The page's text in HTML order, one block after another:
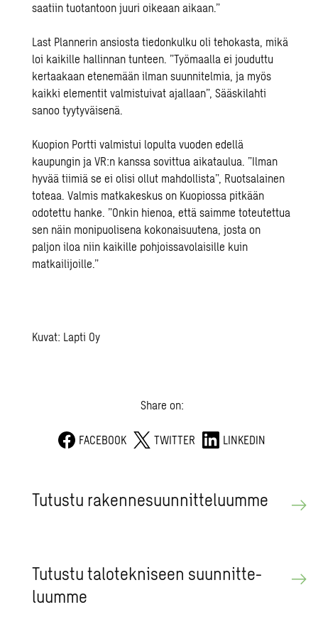
saatiin tuotantoon juuri oikeaan aikaan.”
Last Plannerin ansiosta tiedonkulku oli tehokasta, mikä
loi kaikille hallinnan tunteen. ”Työmaalla ei jouduttu
kertaakaan etenemään ilman suunnitelmia, ja myös
kaikki elementit valmistuivat ajallaan”, Sääskilahti
sanoo tyytyväisenä.
Kuopion Portti valmistui lopulta vuoden edellä
kaupungin ja VR:n kanssa sovittua aikataulua. ”Ilman
hyvää tiimiä se ei olisi ollut mahdollista”, Ruotsalainen
toteaa. Valmis matkakeskus on Kuopiossa pitkään
odotettu hanke. ”Onkin hienoa, että saimme toteutettua
sen näin monipuolisena kokonaisuutena, josta on
paljon iloa niin kaikille pohjoissavolaisille kuin
matkailijoille.”
Kuvat: Lapti Oy
Share on:
FACEBOOK TWITTER LINKEDIN
Tu­tus­tu ra­ken­ne­suun­nit­te­luum­me
Tu­tus­tu ta­lo­tek­ni­seen suun­nit­te­
luum­me